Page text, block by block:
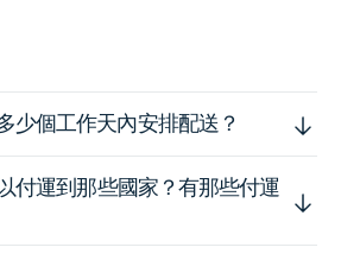
少個工作天內安排配送？
付運到那些國家？有那些付運